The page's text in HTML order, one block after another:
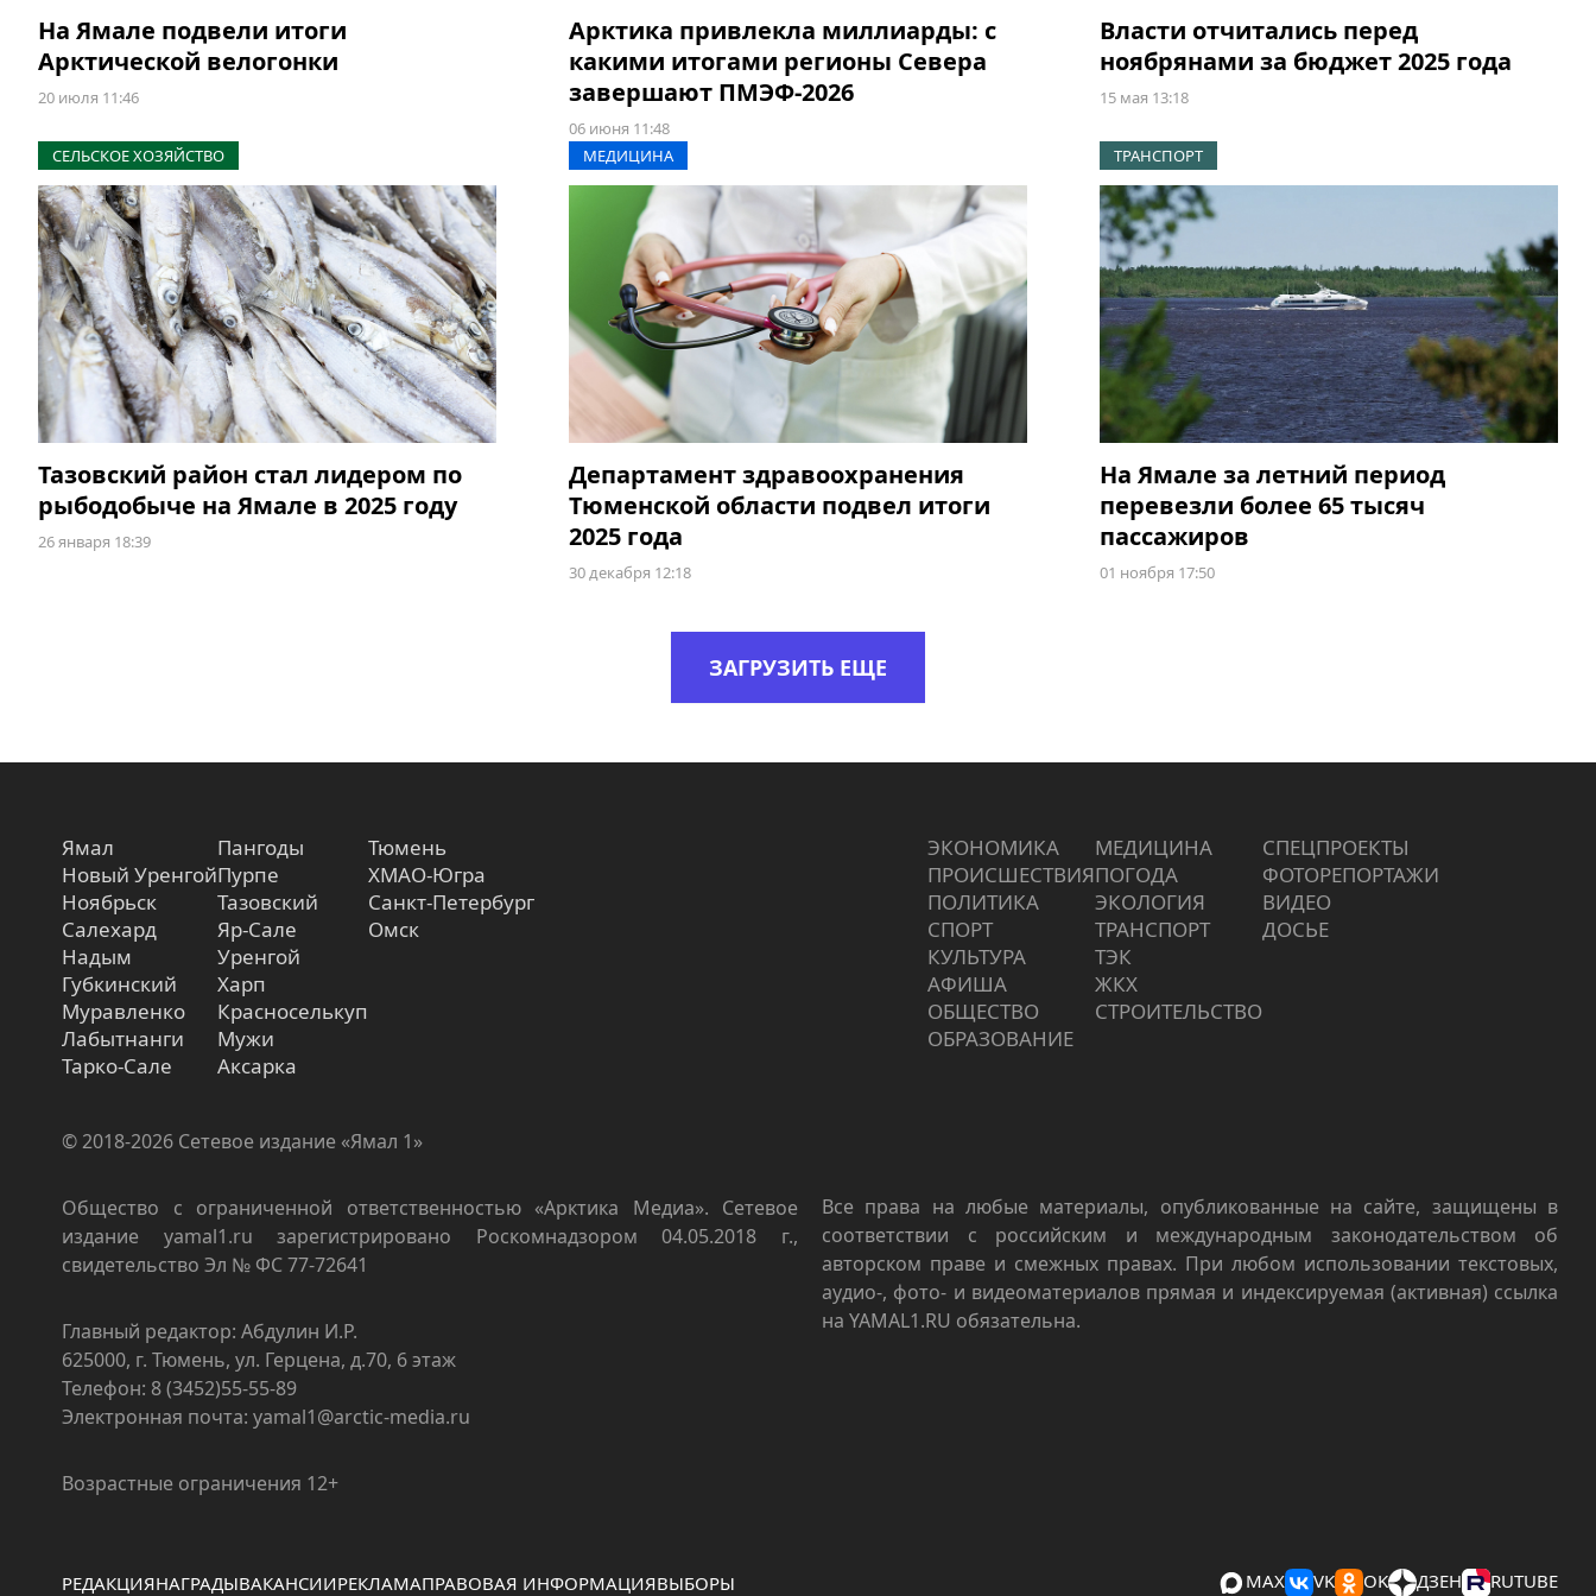
На Ямале подвели итоги
Арктической велогонки
20 июля 11:46
Арктика привлекла миллиарды: с
какими итогами регионы Севера
завершают ПМЭФ-2026
06 июня 11:48
Власти отчитались перед
ноябрянами за бюджет 2025 года
15 мая 13:18
СЕЛЬСКОЕ ХОЗЯЙСТВО
Тазовский район стал лидером по
рыбодобыче на Ямале в 2025 году
26 января 18:39
МЕДИЦИНА
Департамент здравоохранения
Тюменской области подвел итоги
2025 года
30 декабря 12:18
ТРАНСПОРТ
На Ямале за летний период
перевезли более 65 тысяч
пассажиров
01 ноября 17:50
ЗАГРУЗИТЬ ЕЩЕ
Ямал
Новый Уренгой
Ноябрьск
Салехард
Надым
Губкинский
Муравленко
Лабытнанги
Тарко-Сале
Пангоды
Пурпе
Тазовский
Яр-Сале
Уренгой
Харп
Красноселькуп
Мужи
Аксарка
Тюмень
ХМАО-Югра
Санкт-Петербург
Омск
ЭКОНОМИКА
ПРОИCШЕСТВИЯ
ПОЛИТИКА
СПОРТ
КУЛЬТУРА
АФИША
ОБЩЕСТВО
ОБРАЗОВАНИЕ
МЕДИЦИНА
ПОГОДА
ЭКОЛОГИЯ
ТРАНСПОРТ
ТЭК
ЖКХ
СТРОИТЕЛЬСТВО
СПЕЦПРОЕКТЫ
ФОТОРЕПОРТАЖИ
ВИДЕО
ДОСЬЕ
© 2018-2026 Сетевое издание «Ямал 1»
Общество с ограниченной ответственностью «Арктика Медиа». Сетевое
издание yamal1.ru зарегистрировано Роскомнадзором 04.05.2018 г.,
свидетельство Эл № ФС 77-72641
Главный редактор: Абдулин И.Р.
625000, г. Тюмень, ул. Герцена, д.70, 6 этаж
Телефон: 8 (3452)55-55-89
Электронная почта: yamal1@arctic-media.ru
Возрастные ограничения 12+
Все права на любые материалы, опубликованные на сайте, защищены в
соответствии с российским и международным законодательством об
авторском праве и смежных правах. При любом использовании текстовых,
аудио-, фото- и видеоматериалов прямая и индексируемая (активная) ссылка
на YAMAL1.RU обязательна.
РЕДАКЦИЯНАГРАДЫВАКАНСИИРЕКЛАМАПРАВОВАЯ ИНФОРМАЦИЯВЫБОРЫ MAX VK OK ДЗЕН RUTUBE